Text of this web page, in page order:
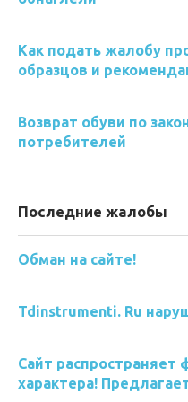
Как подать жалобу
образцов и
Возврат обуви по
потребителей
Последние жалобы
Обман на сайте!
Tdinstrumenti. Ru
Сайт распространяет
характера!